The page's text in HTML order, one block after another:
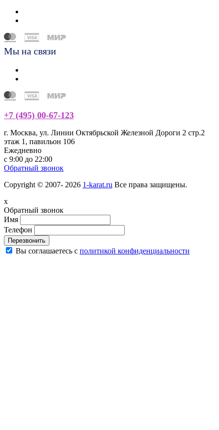
Мы на связи
+7 (495) 00-67-123
г. Москва, ул. Линии Октябрьской Железной Дороги 2 стр.2
этаж 1, павильон 106
Ежедневно
с 9:00 до 22:00
Обратный звонок
Copyright © 2007- 2026 1-karat.ru Все права защищены.
x
Обратный звонок
Имя
Телефон
Перезвонить
Вы соглашаетесь с политикой конфиденциальности